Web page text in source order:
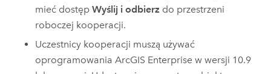
mieć dostępWyślij i odbierz do przestrzeni
roboczej kooperacji.
Uczestnicy kooperacji muszą używać
oprogramowaniaArcGIS Enterprise w wersji 10.9